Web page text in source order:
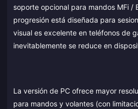
soporte opcional para mandos MFi /
progresión está diseñada para
visual es excelente en teléfonos de
inevitablemente se reduce en
La versión de PC ofrece mayor
para mandos y volantes (con